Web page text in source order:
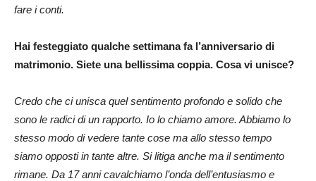
fare i conti.
Hai festeggiato qualche settimana fa l’anniversario di
matrimonio. Siete una bellissima coppia. Cosa vi unisce?
Credo che ci unisca quel sentimento profondo e solido che
sono le radici di un rapporto. Io lo chiamo amore. Abbiamo lo
stesso modo di vedere tante cose ma allo stesso tempo
siamo opposti in tante altre. Si litiga anche ma il sentimento
rimane. Da 17 anni cavalchiamo l’onda dell’entusiasmo e